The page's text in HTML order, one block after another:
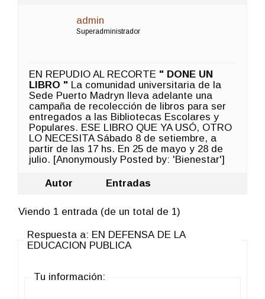
admin
Superadministrador
EN REPUDIO AL RECORTE " DONE UN
LIBRO " La comunidad universitaria de la
Sede Puerto Madryn lleva adelante una
campaña de recolección de libros para ser
entregados a las Bibliotecas Escolares y
Populares. ESE LIBRO QUE YA USÓ, OTRO
LO NECESITA Sábado 8 de setiembre, a
partir de las 17 hs. En 25 de mayo y 28 de
julio. [Anonymously Posted by: 'Bienestar']
Autor Entradas
Viendo 1 entrada (de un total de 1)
Respuesta a: EN DEFENSA DE LA
EDUCACION PUBLICA
Tu información: